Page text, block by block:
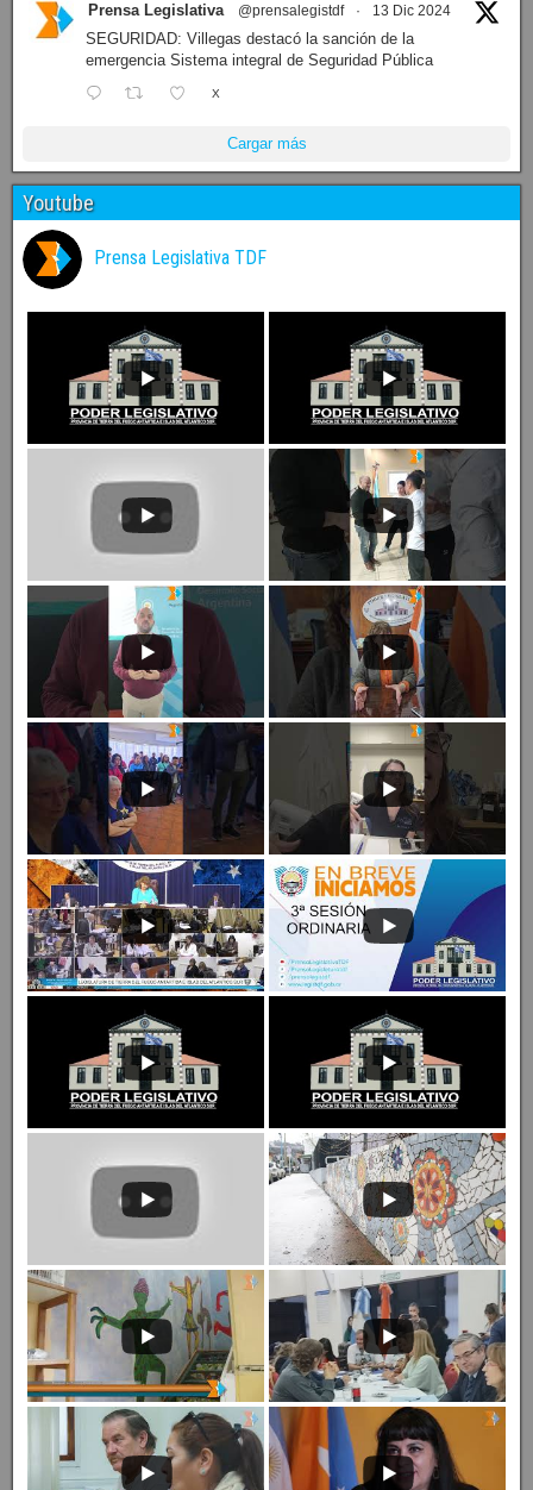
Prensa Legislativa @prensalegistdf · 13 Dic 2024
SEGURIDAD: Villegas destacó la sanción de la
emergencia Sistema integral de Seguridad Pública
X
Cargar más
Youtube
Prensa Legislativa TDF